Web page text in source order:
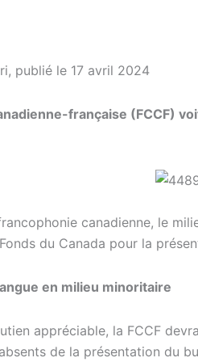
publié le 17 avril 2024
française (FCCF)
canadienne, le
du Canada pour la
en milieu minoritaire
appréciable, la FCCF
de la présentation du